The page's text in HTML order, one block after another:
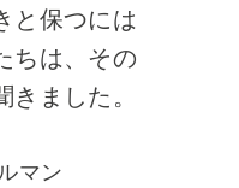
と保つには
ちは、その
ました。
マン